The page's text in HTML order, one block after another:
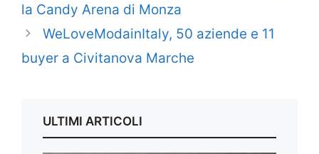
la Candy Arena di Monza
WeLoveModainItaly, 50 aziende e 11
buyer a Civitanova Marche
ULTIMI ARTICOLI